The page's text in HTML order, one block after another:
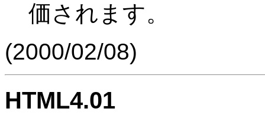
価されます。
(2000/02/08)
HTML4.01